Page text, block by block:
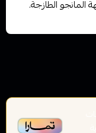
الطازجة.